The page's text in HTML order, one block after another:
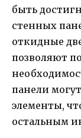
быть
стенных
откидные
позволяют
панели
элементы,
остальным